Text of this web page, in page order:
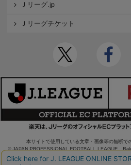
Ｊリーグ.jp
Ｊリーグチケット
本サイトで使用している文章・画像等の無断で
© JAPAN PROFESSIONAL FOOTBALL LEAGUE
SERVED.